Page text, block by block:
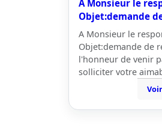
A Monsieur le
Objet:demande
A Monsieur le
Objet:demande de
l'honneur de venir
solliciter votre